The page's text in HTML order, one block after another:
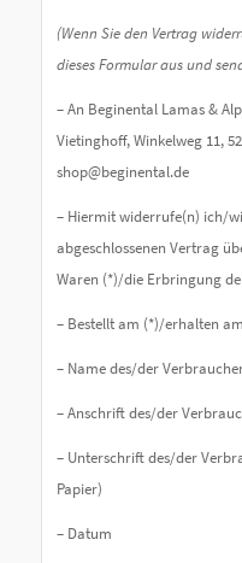
(Wenn Sie den Vertrag
dieses Formular aus und
– An Beginental Lamas &
Vietinghoff, Winkelweg 11,
shop@beginental.de
– Hiermit widerrufe(n) ich/
abgeschlossenen Vertrag
Waren (*)/die Erbringung
– Bestellt am (*)/erhalten
– Name des/der
– Anschrift des/der
– Unterschrift des/der
Papier)
– Datum